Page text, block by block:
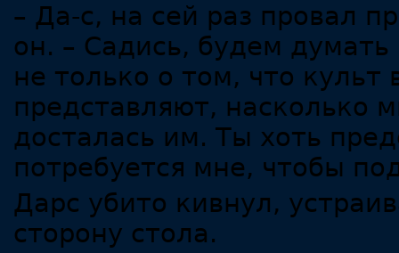
– Да-с, на сей раз провал
он. – Садись, будем
не только о том, что
представляют, насколько
досталась им. Ты хоть
потребуется мне, чтобы
Дарс убито кивнул,
сторону стола.